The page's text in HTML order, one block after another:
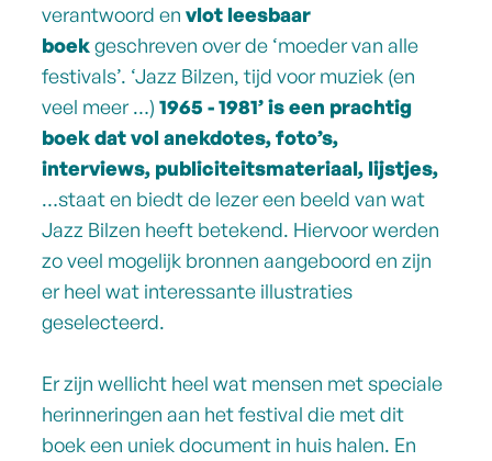
verantwoord en vlot leesbaar
boekgeschreven over de ‘moeder van alle
festivals’. ‘Jazz Bilzen, tijd voor muziek (en
veel meer …) 1965 - 1981’ is een prachtig
boek dat vol anekdotes, foto’s,
interviews, publiciteitsmateriaal, lijstjes,
…staat en biedt de lezer een beeld van wat
Jazz Bilzen heeft betekend. Hiervoor werden
zo veel mogelijk bronnen aangeboord en zijn
er heel wat interessante illustraties
geselecteerd.
Er zijn wellicht heel wat mensen met speciale
herinneringen aan het festival die met dit
boek een uniek document in huis halen. En